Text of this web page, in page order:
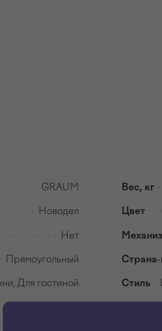
GRAUM Вес, кг
Новодел Цвет
Нет
Прямоугольный Страна-
Для гостиной Стиль